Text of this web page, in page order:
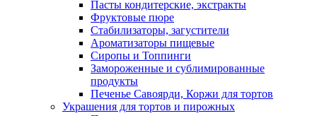
Пасты кондитерские, экстракты
Фруктовые пюре
Стабилизаторы, загустители
Ароматизаторы пищевые
Сиропы и Топпинги
Замороженные и сублимированные
продукты
Печенье Савоярди, Коржи для тортов
Украшения для тортов и пирожных